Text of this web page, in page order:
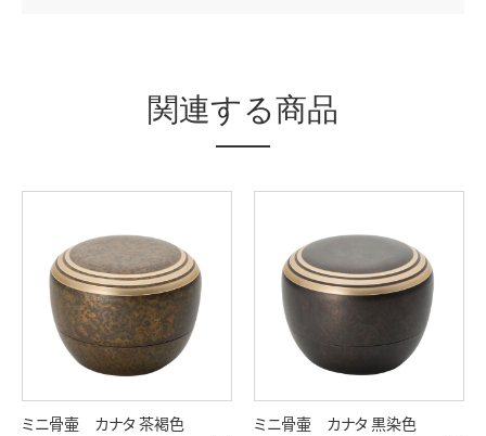
関連する商品
ミニ骨壷 カナタ 茶褐色
ミニ骨壷 カナタ 黒染色